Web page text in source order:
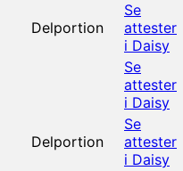
Delportion
Se
attester
i Daisy
Se
attester
i Daisy
Delportion
Se
attester
i Daisy